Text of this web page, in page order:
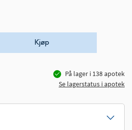
Kjøp
På lager i 138apotek
Se lagerstatus i apotek